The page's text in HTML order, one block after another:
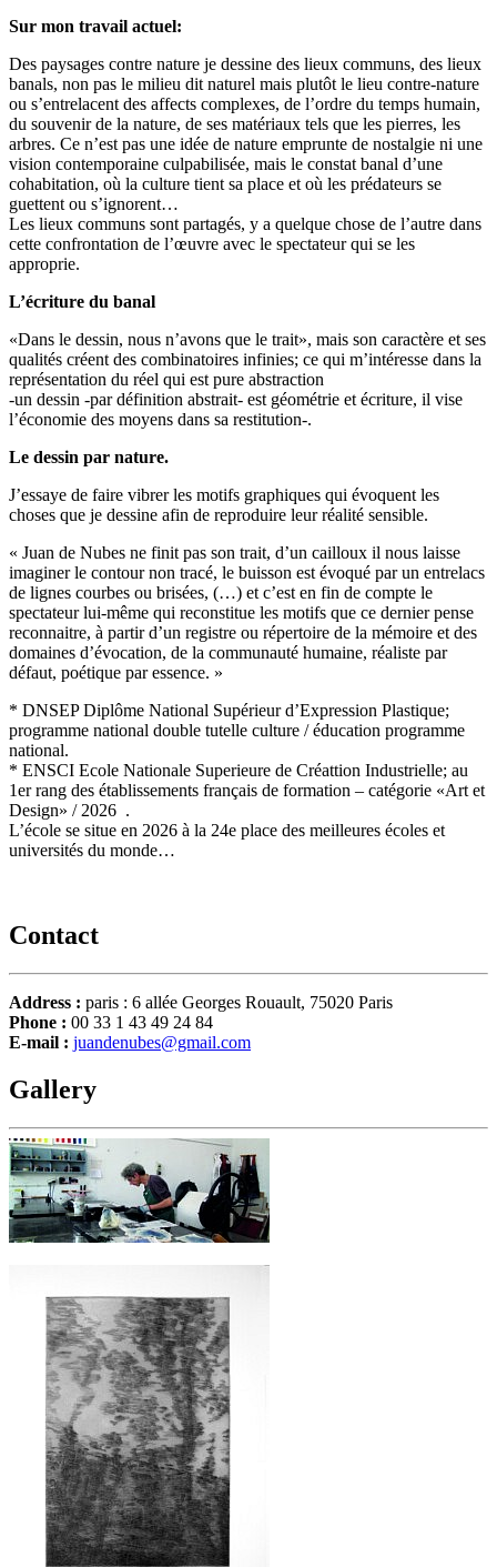
Sur mon travail actuel:
Des paysages contre nature je dessine des lieux communs, des lieux
banals, non pas le milieu dit naturel mais plutôt le lieu contre-nature
ou s’entrelacent des affects complexes, de l’ordre du temps humain,
du souvenir de la nature, de ses matériaux tels que les pierres, les
arbres. Ce n’est pas une idée de nature emprunte de nostalgie ni une
vision contemporaine culpabilisée, mais le constat banal d’une
cohabitation, où la culture tient sa place et où les prédateurs se
guettent ou s’ignorent…
Les lieux communs sont partagés, y a quelque chose de l’autre dans
cette confrontation de l’œuvre avec le spectateur qui se les
approprie.
L’écriture du banal
«Dans le dessin, nous n’avons que le trait», mais son caractère et ses
qualités créent des combinatoires infinies; ce qui m’intéresse dans la
représentation du réel qui est pure abstraction
-un dessin -par définition abstrait- est géométrie et écriture, il vise
l’économie des moyens dans sa restitution-.
Le dessin par nature.
J’essaye de faire vibrer les motifs graphiques qui évoquent les
choses que je dessine afin de reproduire leur réalité sensible.
« Juan de Nubes ne finit pas son trait, d’un cailloux il nous laisse
imaginer le contour non tracé, le buisson est évoqué par un entrelacs
de lignes courbes ou brisées, (…) et c’est en fin de compte le
spectateur lui-même qui reconstitue les motifs que ce dernier pense
reconnaitre, à partir d’un registre ou répertoire de la mémoire et des
domaines d’évocation, de la communauté humaine, réaliste par
défaut, poétique par essence. »
* DNSEP Diplôme National Supérieur d’Expression Plastique;
programme national double tutelle culture / éducation programme
national.
* ENSCI Ecole Nationale Superieure de Créattion Industrielle; au
1er rang des établissements français de formation – catégorie «Art et
Design» / 2026 .
L’école se situe en 2026 à la 24e place des meilleures écoles et
universités du monde…
Contact
Address : paris : 6 allée Georges Rouault, 75020 Paris
Phone : 00 33 1 43 49 24 84
E-mail : juandenubes@gmail.com
Gallery